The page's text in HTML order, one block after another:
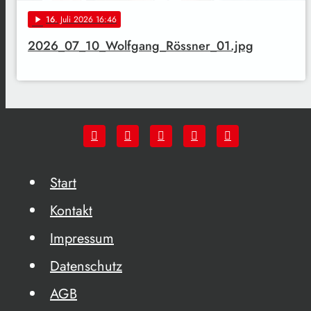
play_arrow 16. Juli 2026 16:46
2026_07_10_Wolfgang_Rössner_01.jpg
Start
Kontakt
Impressum
Datenschutz
AGB